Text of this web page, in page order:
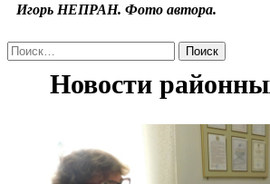
Игорь НЕПРАН. Фото автора.
Найти: